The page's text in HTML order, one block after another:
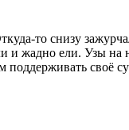
то снизу
и жадно ели. Узы на
своё